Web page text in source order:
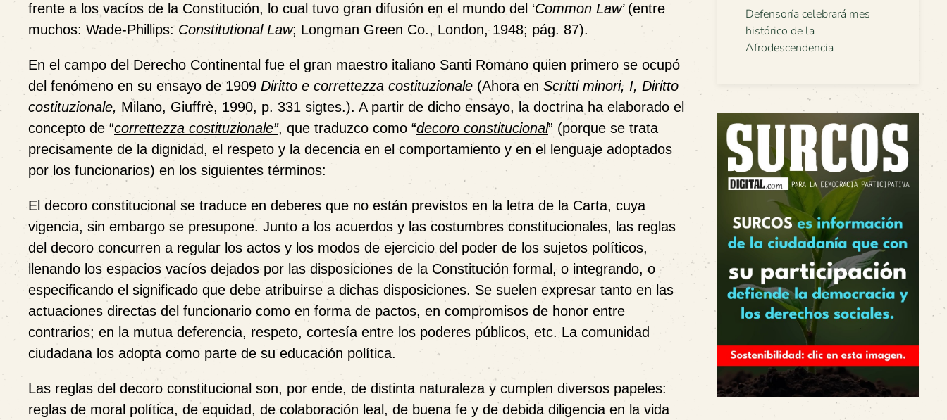
frente a los vacíos de la Constitución, lo cual tuvo gran difusión en el mundo del ‘Common Law’ (entre
muchos: Wade-Phillips: Constitutional Law; Longman Green Co., London, 1948; pág. 87).
En el campo del Derecho Continental fue el gran maestro italiano Santi Romano quien primero se ocupó
del fenómeno en su ensayo de 1909 Diritto e correttezza costituzionale(Ahora en Scritti minori, I, Diritto
costituzionale, Milano, Giuffrè, 1990, p. 331 sigtes.). A partir de dicho ensayo, la doctrina ha elaborado el
concepto de “correttezza costituzionale”, que traduzco como “decoro constitucional” (porque se trata
precisamente de la dignidad, el respeto y la decencia en el comportamiento y en el lenguaje adoptados
por los funcionarios) en los siguientes términos:
El decoro constitucional se traduce en deberes que no están previstos en la letra de la Carta, cuya
vigencia, sin embargo se presupone. Junto a los acuerdos y las costumbres constitucionales, las reglas
del decoro concurren a regular los actos y los modos de ejercicio del poder de los sujetos políticos,
llenando los espacios vacíos dejados por las disposiciones de la Constitución formal, o integrando, o
especificando el significado que debe atribuirse a dichas disposiciones. Se suelen expresar tanto en las
actuaciones directas del funcionario como en forma de pactos, en compromisos de honor entre
contrarios; en la mutua deferencia, respeto, cortesía entre los poderes públicos, etc. La comunidad
ciudadana los adopta como parte de su educación política.
Las reglas del decoro constitucional son, por ende, de distinta naturaleza y cumplen diversos papeles:
reglas de moral política, de equidad, de colaboración leal, de buena fe y de debida diligencia en la vida
Defensoría celebrará mes
histórico de la
Afrodescendencia